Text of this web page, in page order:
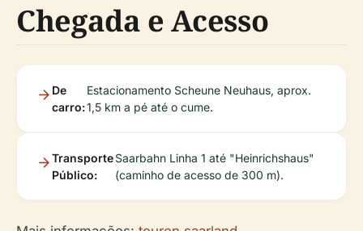
Chegada e Acesso
De
carro:
Estacionamento Scheune Neuhaus, aprox.
1,5 km a pé até o cume.
Transporte
Público:
Saarbahn Linha 1 até "Heinrichshaus"
(caminho de acesso de 300 m).